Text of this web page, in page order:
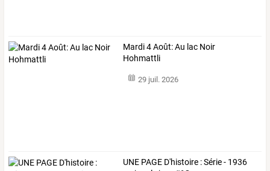
Mardi 4 Août: Au lac Noir
Hohmattli
29 juil. 2026
UNE PAGE D'histoire : Série - 1936